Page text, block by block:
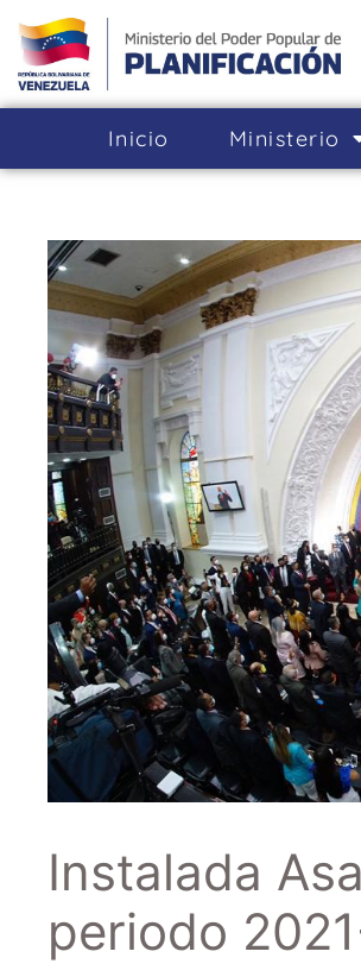
Inicio Ministerio
Instalada
periodo